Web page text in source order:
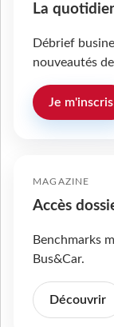
La
Débrief
nouveautés
Je m'inscris
MAGAZINE
Accès
Benchmarks
Bus&Car.
Découvrir